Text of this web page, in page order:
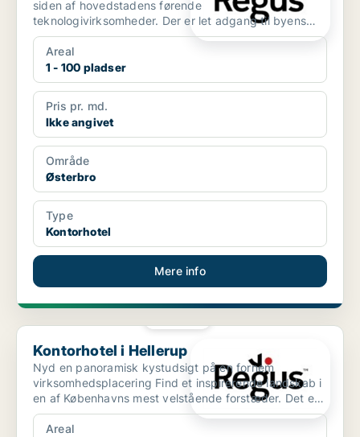
siden af hovedstadens førende
teknologivirksomheder. Der er let adgang til byens
centrum fra Lyngbyvej 20 t...
Areal
1 - 100 pladser
Pris pr. md.
Ikke angivet
Område
Østerbro
Type
Kontorhotel
Mere info
Kontorhotel i Hellerup
Kontorhotel i Hellerup
Nyd en panoramisk kystudsigt på en fornem
virksomhedsplacering Find et inspirerende landskab i
en af Københavns mest velstående forstæder. Det er
let at byd...
Areal